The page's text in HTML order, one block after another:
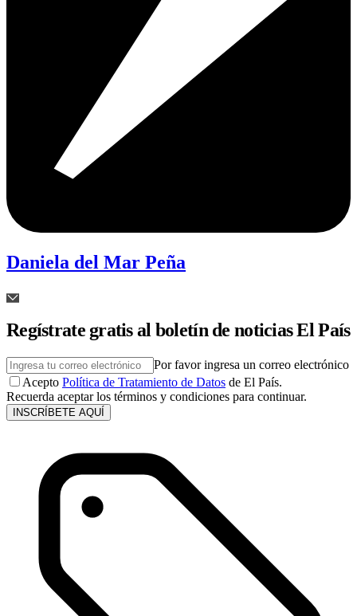
Daniela del Mar Peña
Regístrate gratis al boletín de noticias El País
Por favor ingresa un correo electrónico
Acepto Política de Tratamiento de Datos de El País.
Recuerda aceptar los términos y condiciones para continuar.
INSCRÍBETE AQUÍ